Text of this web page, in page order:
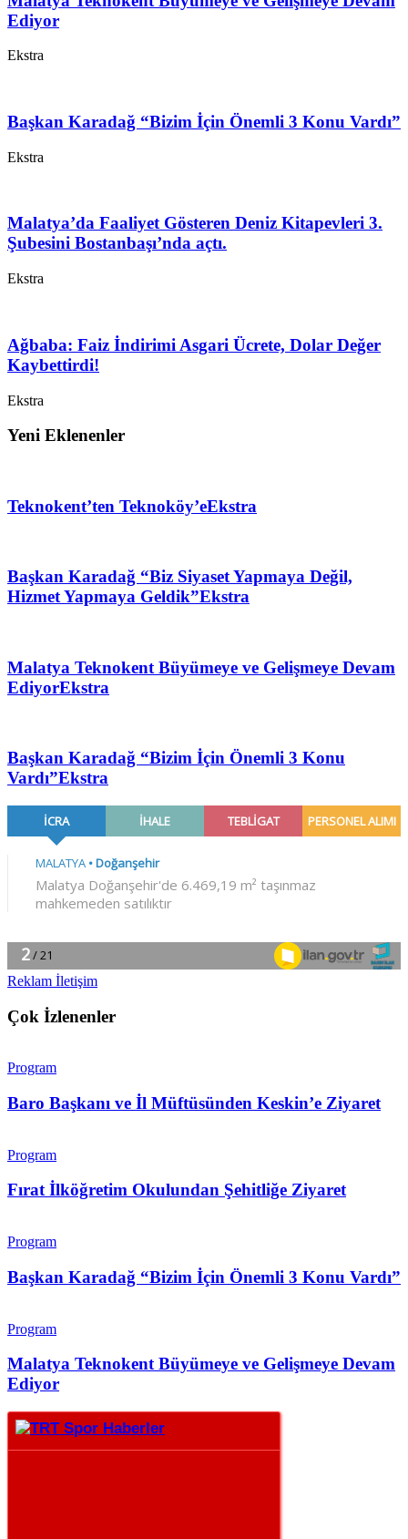
Ediyor
Ekstra
Başkan Karadağ “Bizim İçin Önemli 3 Konu Vardı”
Ekstra
Malatya’da Faaliyet Gösteren Deniz Kitapevleri 3.
Şubesini Bostanbaşı’nda açtı.
Ekstra
Ağbaba: Faiz İndirimi Asgari Ücrete, Dolar Değer
Kaybettirdi!
Ekstra
Yeni Eklenenler
Teknokent’ten Teknoköy’eEkstra
Başkan Karadağ “Biz Siyaset Yapmaya Değil,
Hizmet Yapmaya Geldik”Ekstra
Malatya Teknokent Büyümeye ve Gelişmeye Devam
EdiyorEkstra
Başkan Karadağ “Bizim İçin Önemli 3 Konu
Vardı”Ekstra
Reklam İletişim
Çok İzlenenler
Program
Baro Başkanı ve İl Müftüsünden Keskin’e Ziyaret
Program
Fırat İlköğretim Okulundan Şehitliğe Ziyaret
Program
Başkan Karadağ “Bizim İçin Önemli 3 Konu Vardı”
Program
Malatya Teknokent Büyümeye ve Gelişmeye Devam
Ediyor